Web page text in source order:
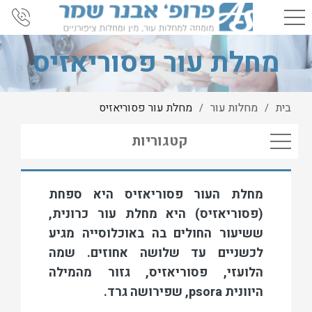
מחלת עור פסוריאזיס
בית / מחלות עור / מחלת עור פסוריאזיס
קטגוריות
מחלת העור פסוריאזיס היא ספחת
(פסוריאזיס) היא מחלת עור כרונית,
ששיעור החולים בה באוכלוסייה מגיע
לכשניים עד שלושה אחוזים. שמה
הלועזי, פסוריאזיס, גזור מהמילה
היוונית psora, שפירושה גרד.